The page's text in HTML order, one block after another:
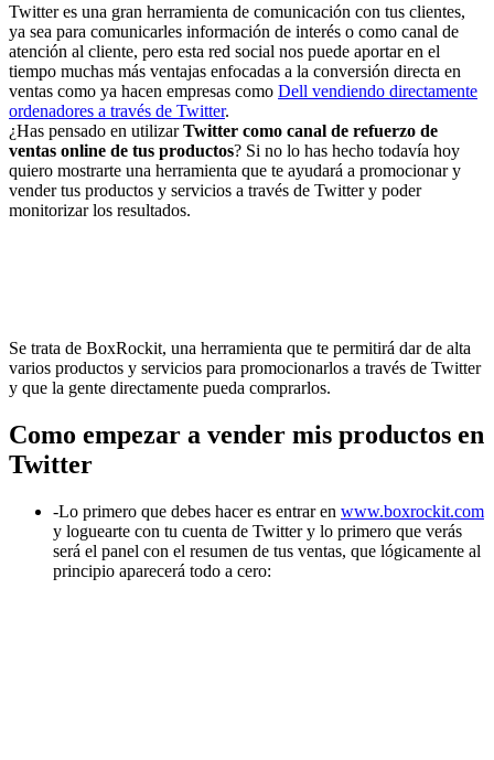
Twitter es una gran herramienta de comunicación con tus clientes,
ya sea para comunicarles información de interés o como canal de
atención al cliente, pero esta red social nos puede aportar en el
tiempo muchas más ventajas enfocadas a la conversión directa en
ventas como ya hacen empresas como Dell vendiendo directamente
ordenadores a través de Twitter.
¿Has pensado en utilizarTwitter como canal de refuerzo de
ventas online de tus productos? Si no lo has hecho todavía hoy
quiero mostrarte una herramienta que te ayudará a promocionar y
vender tus productos y servicios a través de Twitter y poder
monitorizar los resultados.
Se trata de BoxRockit, una herramienta que te permitirá dar de alta
varios productos y servicios para promocionarlos a través de Twitter
y que la gente directamente pueda comprarlos.
Como empezar a vender mis productos en
Twitter
-Lo primero que debes hacer es entrar en www.boxrockit.com
y loguearte con tu cuenta de Twitter y lo primero que verás
será el panel con el resumen de tus ventas, que lógicamente al
principio aparecerá todo a cero: